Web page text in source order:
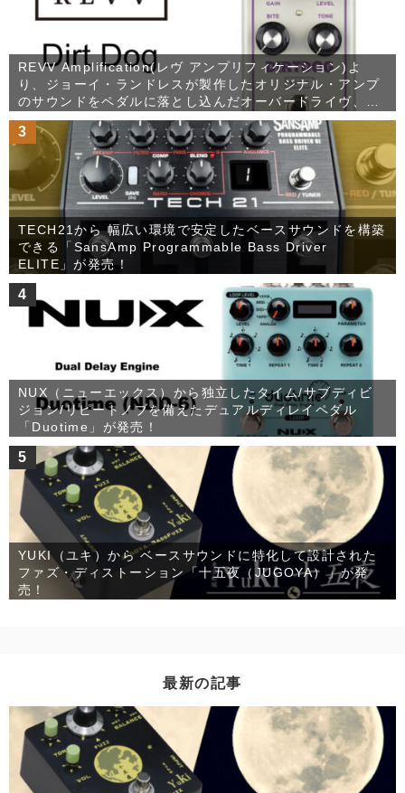
REVV Amplification(レヴ アンプリフィケーション)よ
り、ジョーイ・ランドレスが製作したオリジナル・アンプ
のサウンドをペダルに落とし込んだオーバードライヴ、
Dirt Dogが発売！
3
TECH21から 幅広い環境で安定したベースサウンドを構築
できる「SansAmp Programmable Bass Driver
ELITE」が発売！
4
NUX（ニューエックス）から独立したタイム/サブディビ
ジョン/リピートノブを備えたデュアルディレイペダル
「Duotime」が発売！
5
YUKI（ユキ）から ベースサウンドに特化して設計された
ファズ・ディストーション「十五夜（JUGOYA）」が発
売！
最新の記事